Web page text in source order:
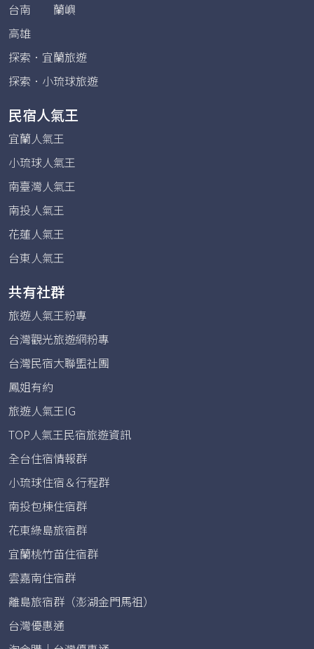
台南
蘭嶼
高雄
探索．宜蘭旅遊
探索．小琉球旅遊
民宿人氣王
宜蘭人氣王
小琉球人氣王
南臺灣人氣王
南投人氣王
花蓮人氣王
台東人氣王
共有社群
旅遊人氣王粉專
台灣觀光旅遊網粉專
台灣民宿大聯盟社團
鳳姐有約
旅遊人氣王IG
TOP人氣王民宿旅遊資訊
全台住宿情報群
小琉球住宿＆行程群
南投包棟住宿群
花東綠島旅宿群
宜蘭桃竹苗住宿群
雲嘉南住宿群
離島旅宿群（澎湖金門馬祖）
台灣優惠通